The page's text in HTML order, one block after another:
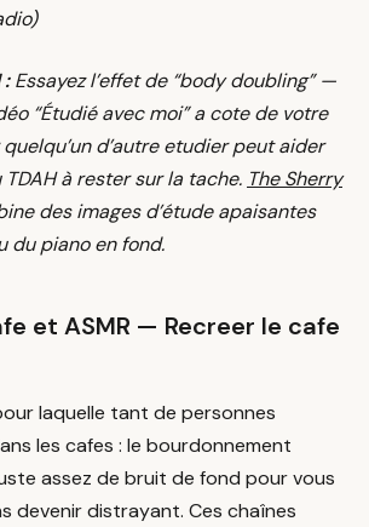
:Essayez l’effet de “body doubling” —
“Étudié avec moi” a cote de votre
d’autre etudier peut aider
à rester sur la tache. The Sherry
des images d’étude apaisantes
du piano en fond.
et ASMR — Recreer le cafe
laquelle tant de personnes
les cafes : le bourdonnement
assez de bruit de fond pour vous
devenir distrayant. Ces chaînes